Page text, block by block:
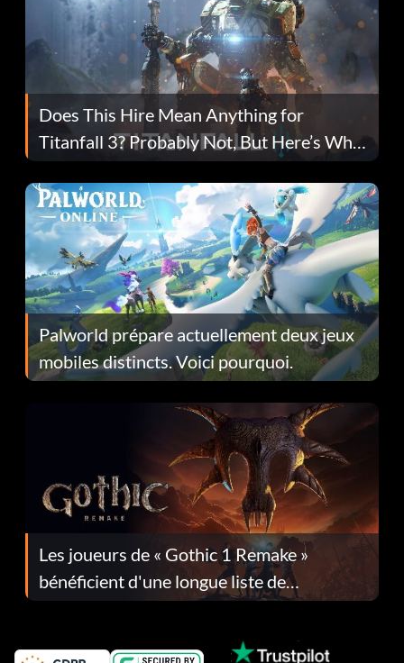
Does This Hire Mean Anything for
Titanfall 3? Probably Not, But Here’s Why
Fans Are Hopeful
Palworld prépare actuellement deux jeux
mobiles distincts. Voici pourquoi.
Les joueurs de « Gothic 1 Remake »
bénéficient d'une longue liste de
corrections dans la mise à jour 1.0.4